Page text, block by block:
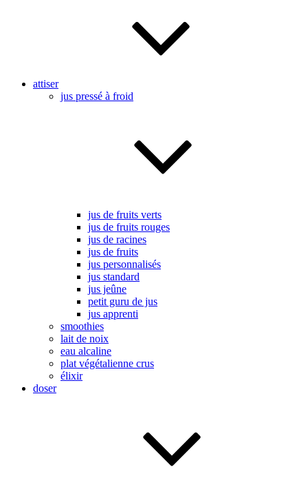
attiser
jus pressé à froid
jus de fruits verts
jus de fruits rouges
jus de racines
jus de fruits
jus personnalisés
jus standard
jus jeûne
petit guru de jus
jus apprenti
smoothies
lait de noix
eau alcaline
plat végétalienne crus
élixir
doser